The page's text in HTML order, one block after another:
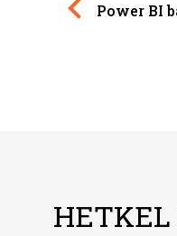
Power BI